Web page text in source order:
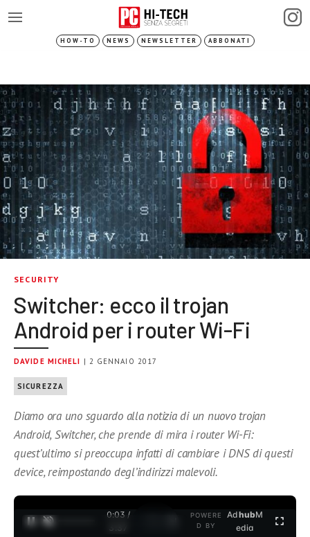
HOW-TO NEWS NEWSLETTER ABBONATI
SECURITY
Switcher: ecco il trojan
Android per i router Wi-Fi
DAVIDE MICHELI | 2 GENNAIO 2017
SICUREZZA
Diamo ora uno sguardo alla notizia di un nuovo trojan
Android, Switcher, che prende di mira i router Wi-Fi:
quest’ultimo si preoccupa infatti di cambiare i DNS di questi
device, reimpostando degl’indirizzi malevoli.
0:04 /
3:37
POWERE
D BY
AdhubM
edia